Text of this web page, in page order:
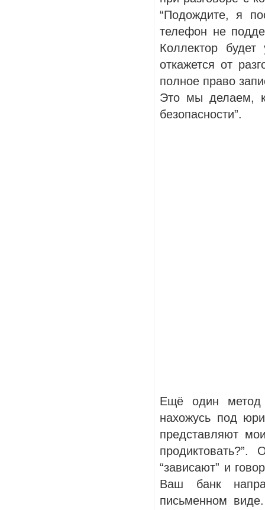
“Подождите, я
телефон не
Коллектор
откажется от
полное право
Это мы делаем,
безопасности”.
Ещё один метод
нахожусь под
представляют
“зависают” и
Ваш банк
письменном